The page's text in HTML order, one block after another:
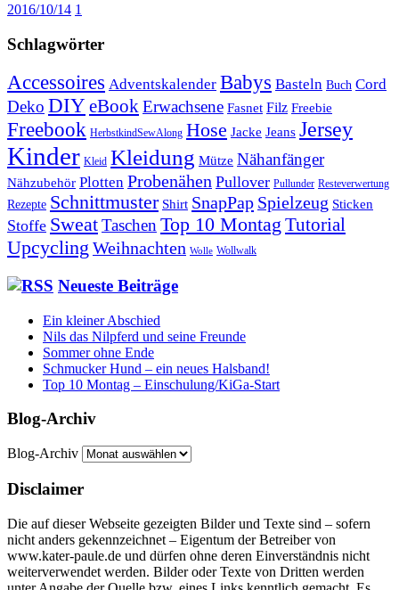
2016/10/14 1
Schlagwörter
Accessoires Adventskalender Babys Basteln Buch Cord
Deko DIY eBookErwachsene Fasnet Filz Freebie
Freebook HerbstkindSewAlong Hose Jacke Jeans Jersey
Kinder Kleid Kleidung Mütze Nähanfänger
Nähzubehör Plotten Probenähen Pullover Pullunder Resteverwertung
Rezepte Schnittmuster Shirt SnapPap Spielzeug Sticken
Stoffe SweatTaschenTop 10 Montag Tutorial
Upcycling Weihnachten Wolle Wollwalk
Neueste Beiträge
Ein kleiner Abschied
Nils das Nilpferd und seine Freunde
Sommer ohne Ende
Schmucker Hund – ein neues Halsband!
Top 10 Montag – Einschulung/KiGa-Start
Blog-Archiv
Blog-Archiv
Disclaimer
Die auf dieser Webseite gezeigten Bilder und Texte sind – sofern
nicht anders gekennzeichnet – Eigentum der Betreiber von
www.kater-paule.de und dürfen ohne deren Einverständnis nicht
weiterverwendet werden. Bilder oder Texte von Dritten werden